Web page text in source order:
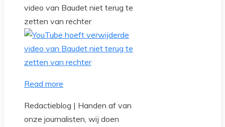
video van Baudet niet terug te
zetten van rechter
Read more
Redactieblog | Handen af van
onze journalisten, wij doen